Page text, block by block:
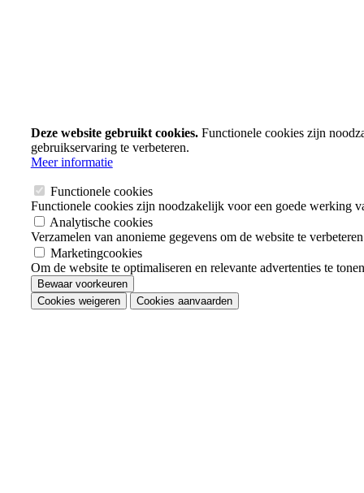
Deze website gebruikt cookies.Functionele cookies zijn
gebruikservaring te verbeteren.
Meer informatie
Functionele cookies
Functionele cookies zijn noodzakelijk voor een goede werking
Analytische cookies
Verzamelen van anonieme gegevens om de website te
Marketingcookies
Om de website te optimaliseren en relevante advertenties te
Bewaar voorkeuren
Cookies weigeren
Cookies aanvaarden